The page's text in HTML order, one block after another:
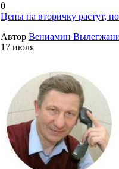
0
Цены на вторичку растут,
Автор Вениамин
17 июля